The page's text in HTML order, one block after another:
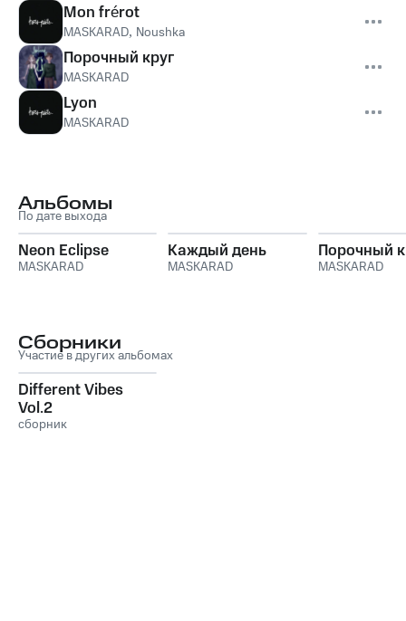
Mon frérot
MASKARAD, Noushka
Порочный круг
MASKARAD
Lyon
MASKARAD
Альбомы
По дате выхода
Neon Eclipse
MASKARAD
Каждый день
MASKARAD
Порочный
MASKARAD
Сборники
Участие в других альбомах
Different Vibes
Vol.2
сборник